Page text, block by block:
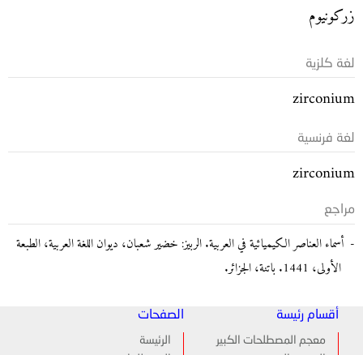
زركونيوم
لغة كلزية
zirconium
لغة فرنسية
zirconium
مراجع
أسماء العناصر الكيميائية في العربية. الربيز: خضير شعبان، ديوان اللغة العربية، الطبعة
الأولى، 1441. باتنة، الجزائر.
أقسام رئيسة
معجم المصطلحات الكبير
الصفحات
الرئيسة